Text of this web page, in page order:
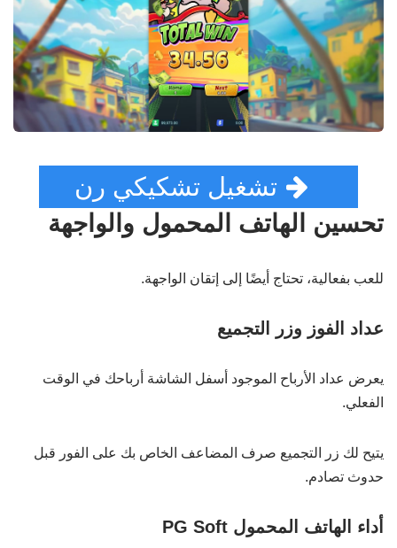
تحسين الهاتف المحمول والواجهة
للعب بفعالية، تحتاج أيضًا إلى إتقان الواجهة.
عداد الفوز وزر التجميع
يعرض عداد الأرباح الموجود أسفل الشاشة أرباحك في الوقت
الفعلي.
يتيح لك زر التجميع صرف المضاعف الخاص بك على الفور قبل
حدوث تصادم.
أداء الهاتف المحمول PG Soft